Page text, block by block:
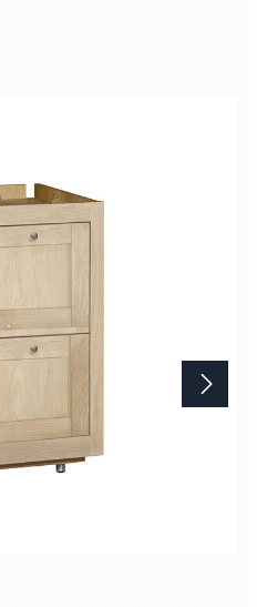
erst nach Ihrer Bestellung in
Lieferzeit beträgt daher
wird. Ihre Fragen zu
gerne telefonisch unter +49
living.de oder nach
Showroom.